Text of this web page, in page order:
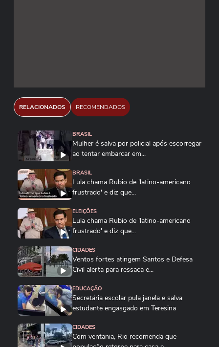
RELACIONADOS RECOMENDADOS
BRASIL
Mulher é salva por policial após escorregar
ao tentar embarcar em...
BRASIL
Lula chama Rubio de 'latino-americano
frustrado' e diz que...
ELEIÇÕES
Lula chama Rubio de 'latino-americano
frustrado' e diz que...
CIDADES
Ventos fortes atingem Santos e Defesa
Civil alerta para ressaca e...
EDUCAÇÃO
Secretária escolar pula janela e salva
estudante engasgado em Teresina
CIDADES
Com ventania, Rio recomenda que